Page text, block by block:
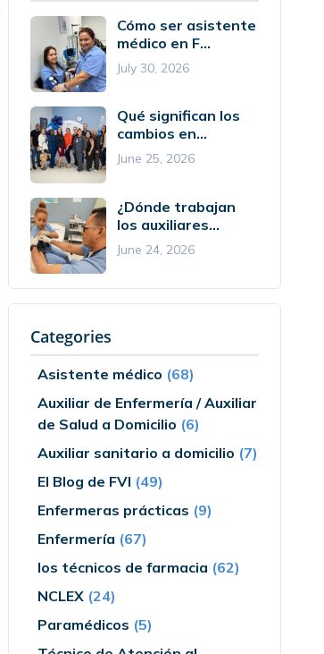
Cómo ser asistente
médico en F...
July 30, 2026
Qué significan los
cambios en...
June 25, 2026
¿Dónde trabajan
los auxiliares...
June 24, 2026
Categories
Asistente médico (68)
Auxiliar de Enfermería / Auxiliar
de Salud a Domicilio (6)
Auxiliar sanitario a domicilio (7)
El Blog de FVI (49)
Enfermeras prácticas (9)
Enfermería (67)
los técnicos de farmacia (62)
NCLEX(24)
Paramédicos (5)